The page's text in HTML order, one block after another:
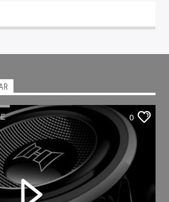
0